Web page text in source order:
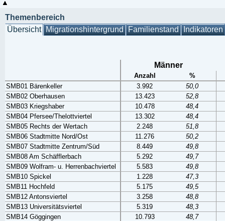
Themenbereich
Übersicht Migrationshintergrund Familienstand Indikatoren
Männer
Anzahl
%
SMB01 Bärenkeller
3.992
50,0
SMB02 Oberhausen
13.423
52,8
SMB03 Kriegshaber
10.478
48,4
SMB04 Pfersee/Thelottviertel
13.302
48,4
SMB05 Rechts der Wertach
2.248
51,8
SMB06 Stadtmitte Nord/Ost
11.276
50,2
SMB07 Stadtmitte Zentrum/Süd
8.449
49,8
SMB08 Am Schäfflerbach
5.292
49,7
SMB09 Wolfram- u. Herrenbachviertel
5.583
49,8
SMB10 Spickel
1.228
47,3
SMB11 Hochfeld
5.175
49,5
SMB12 Antonsviertel
3.258
48,8
SMB13 Universitätsviertel
5.319
48,3
SMB14 Göggingen
10.793
48,7